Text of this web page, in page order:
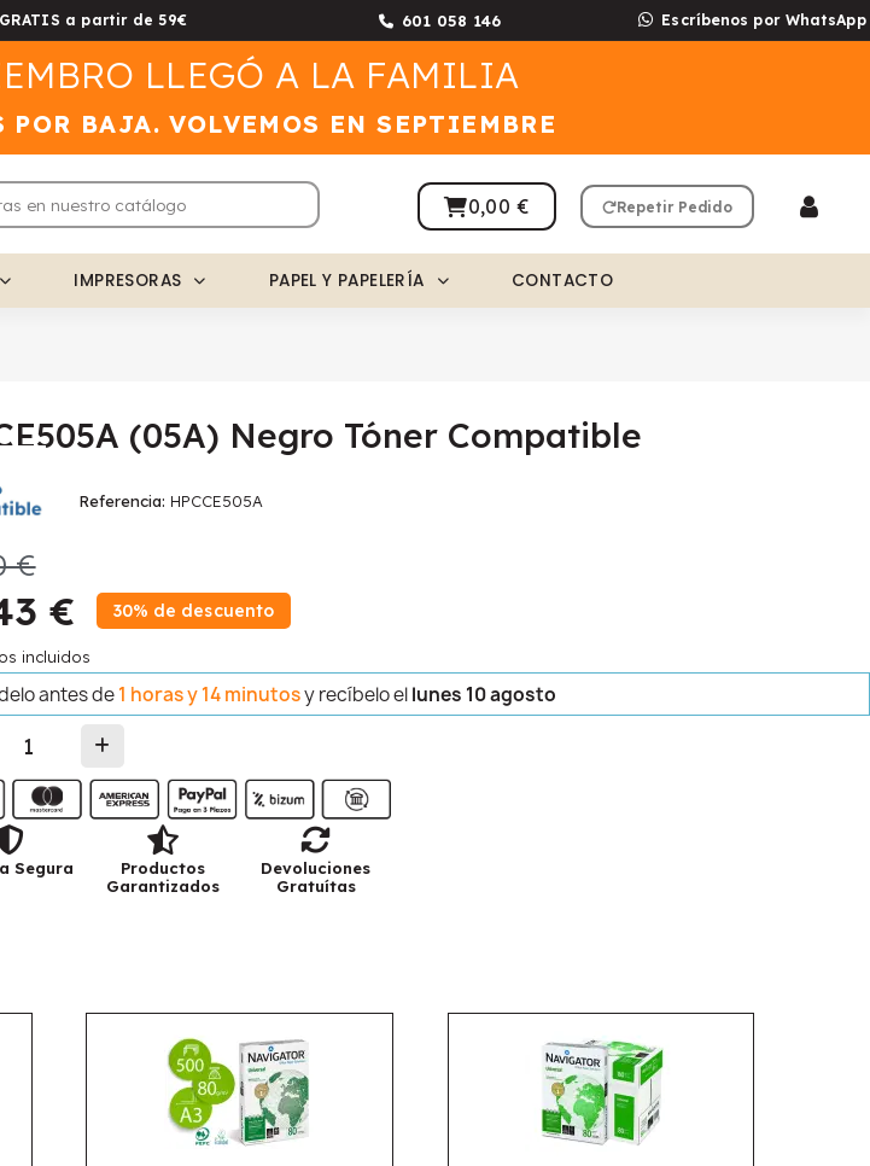
a partir de 59€ 601 058 146 Escríbenos por WhatsApp
LLEGÓ A LA FAMILIA
POR BAJA. VOLVEMOS EN SEPTIEMBRE
0,00 € Repetir Pedido
IMPRESORAS PAPEL Y PAPELERÍA CONTACTO
(05A) Negro Tóner Compatible
Referencia HPCCE505A
€
€ 30% de descuento
incluidos
antes de1 horas y 14 minutosy recíbeloellunes 10 agosto
Segura
Productos
Garantizados
Devoluciones
Gratuítas